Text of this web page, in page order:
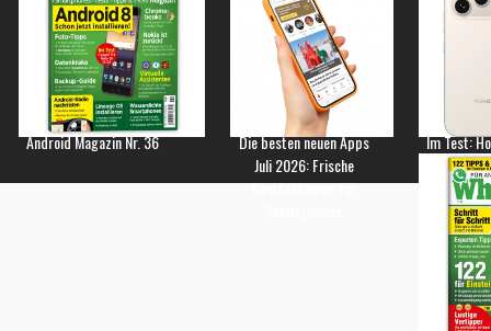
Android Magazin Nr. 36
Die besten neuen Apps
Juli 2026: Frische
Empfehlungen für
Im Test: